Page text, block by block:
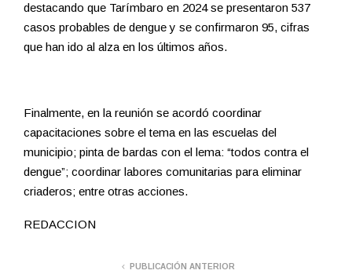
destacando que Tarímbaro en 2024 se presentaron 537
casos probables de dengue y se confirmaron 95, cifras
que han ido al alza en los últimos años.
Finalmente, en la reunión se acordó coordinar
capacitaciones sobre el tema en las escuelas del
municipio; pinta de bardas con el lema: “todos contra el
dengue”; coordinar labores comunitarias para eliminar
criaderos; entre otras acciones.
REDACCION
PUBLICACIÓN ANTERIOR